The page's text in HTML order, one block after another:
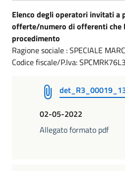
Elenco degli operatori invitati a
offerte/numero di offerenti che
procedimento
Ragione sociale : SPECIALE
Codice fiscale/P.Iva:
02-05-2022
Allegato formato pdf